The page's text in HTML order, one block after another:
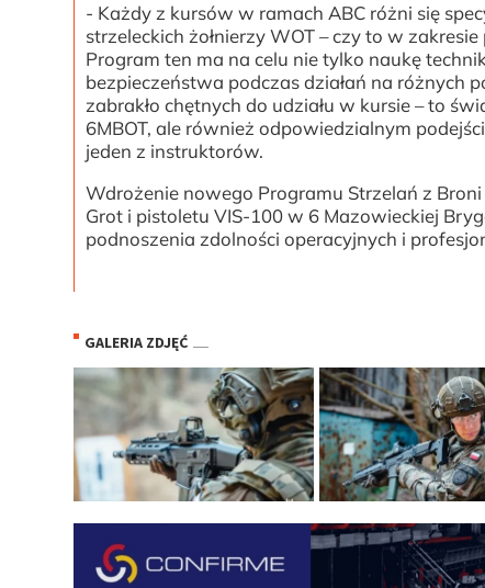
- Każdy z kursów w ramach ABC różni się
strzeleckich żołnierzy WOT – czy to w
Program ten ma na celu nie tylko naukę
bezpieczeństwa podczas działań na różnych
zabrakło chętnych do udziału w kursie – to
6MBOT, ale również odpowiedzialnym
jeden z instruktorów.
Wdrożenie nowego Programu Strzelań z
Grot i pistoletu VIS-100 w 6 Mazowieckiej
podnoszenia zdolności operacyjnych i
GALERIA ZDJĘĆ